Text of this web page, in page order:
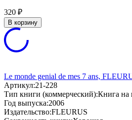
320 ₽
В корзину
Le monde genial de mes 7 ans,
Артикул:21-228
Тип книги (коммерческий):Книга на
Год выпуска:2006
Издательство:FLEURUS